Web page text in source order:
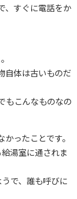
、すぐに電話をか
自体は古いものだ
もこんなものなの
ったことです。
湯室に通されま
で、誰も呼びに